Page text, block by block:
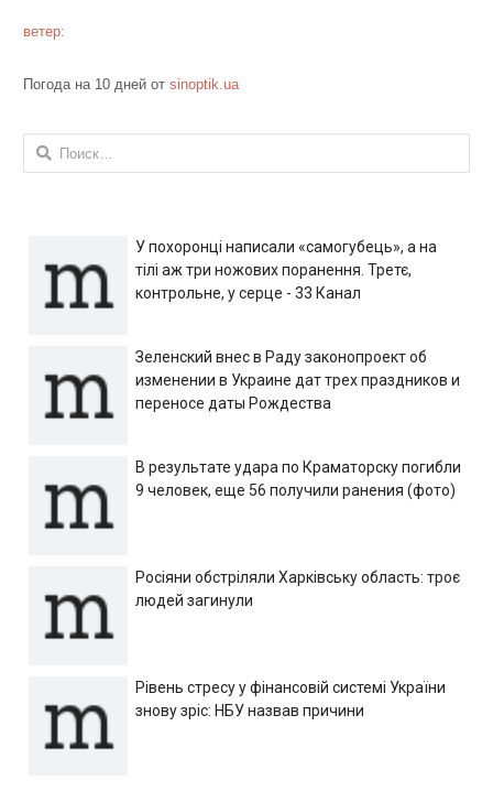
ветер:
Погода на 10 дней от sinoptik.ua
Найти:
У похоронці написали «самогубець», а на
тілі аж три ножових поранення. Третє,
контрольне, у серце - 33 Канал
Зеленский внес в Раду законопроект об
изменении в Украине дат трех праздников и
переносе даты Рождества
В результате удара по Краматорску погибли
9 человек, еще 56 получили ранения (фото)
Росіяни обстріляли Харківську область: троє
людей загинули
Рівень стресу у фінансовій системі України
знову зріс: НБУ назвав причини